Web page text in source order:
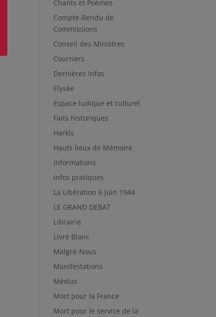
Chants et Poèmes
Compte-Rendu de
Commissions
Conseil des Ministres
Courriers
Dernières infos
Elysée
Espace ludique et culturel
Faits historiques
Harkis
Hauts lieux de Mémoire
Informations
Infos pratiques
La Libération 6 juin 1944
LE GRAND DEBAT
Librairie
Livre Blanc
Malgré-Nous
Manifestations
Médias
Mort pour la France
Mort pour le service de la